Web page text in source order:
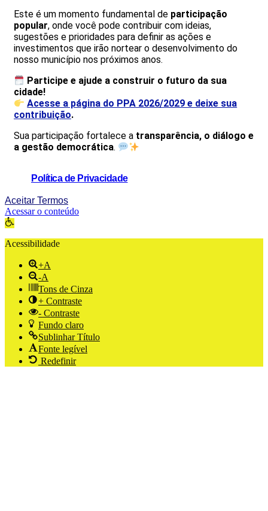
Este é um momento fundamental de participação
popular, onde você pode contribuir com ideias,
sugestões e prioridades para definir as ações e
investimentos que irão nortear o desenvolvimento do
nosso município nos próximos anos.
Participe e ajude a construir o futuro da sua
cidade!
Acesse a página do PPA 2026/2029 e deixe sua
contribuição.
Sua participação fortalece a transparência, o diálogo e
a gestão democrática.
Política de Privacidade, ao continuar, você concorda com
Aceitar Termos
Acessar o conteúdo
Abrir a barra de ferramentas
Acessibilidade
+A
-A
Tons de Cinza
+ Contraste
- Contraste
Fundo claro
Sublinhar Título
Fonte legível
Redefinir